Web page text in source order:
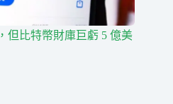
但比特幣財庫巨虧 5 億美